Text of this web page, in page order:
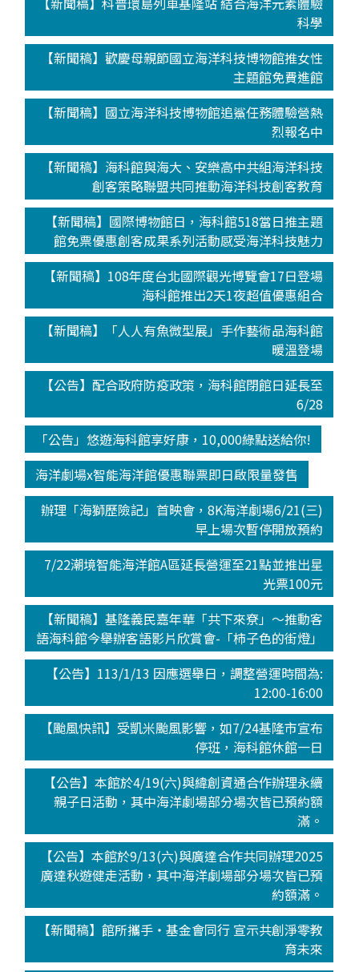
科學
【新聞稿】歡慶母親節國立海洋科技博物館推女性
主題館免費進館
【新聞稿】國立海洋科技博物館追鯊任務體驗營熱
烈報名中
【新聞稿】海科館與海大、安樂高中共組海洋科技
創客策略聯盟共同推動海洋科技創客教育
【新聞稿】國際博物館日，海科館518當日推主題
館免票優惠創客成果系列活動感受海洋科技魅力
【新聞稿】108年度台北國際觀光博覽會17日登場
海科館推出2天1夜超值優惠組合
【新聞稿】「人人有魚微型展」手作藝術品海科館
暖溫登場
【公告】配合政府防疫政策，海科館閉館日延長至
6/28
「公告」悠遊海科館享好康，10,000綠點送給你!
海洋劇場x智能海洋館優惠聯票即日啟限量發售
辦理「海獅歷險記」首映會，8K海洋劇場6/21(三)
早上場次暫停開放預約
7/22潮境智能海洋館A區延長營運至21點並推出星
光票100元
【新聞稿】基隆義民嘉年華「共下來尞」～推動客
語海科館今舉辦客語影片欣賞會-「柿子色的街燈」
【公告】113/1/13 因應選舉日，調整營運時間為:
12:00-16:00
【颱風快訊】受凱米颱風影響，如7/24基隆市宣布
停班，海科館休館一日
【公告】本館於4/19(六)與緯創資通合作辦理永續
親子日活動，其中海洋劇場部分場次皆已預約額
滿。
【公告】本館於9/13(六)與廣達合作共同辦理2025
廣達秋遊健走活動，其中海洋劇場部分場次皆已預
約額滿。
【新聞稿】館所攜手‧基金會同行 宣示共創淨零教
育未來